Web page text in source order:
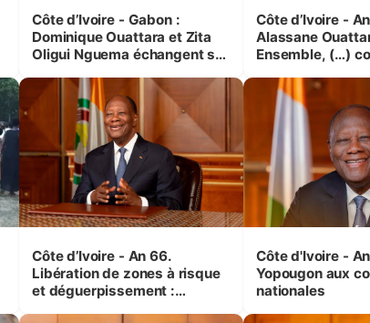
Côte d’Ivoire - Gabon :
Dominique Ouattara et Zita
Oligui Nguema échangent sur
femmes et des enfants
Côte d’Ivoire -
Alassane
Ensemble, (…)
mêmes et pour les
générations
Côte d’Ivoire - An 66.
Libération de zones à risque
et déguerpissement :
Côte d'Ivoire -
Yopougon aux
nationales